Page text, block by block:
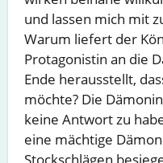
und lassen mich mit
Warum liefert der
Protagonistin an die
Ende herausstellt,
möchte? Die
keine Antwort zu
eine mächtige
Stockschlägen